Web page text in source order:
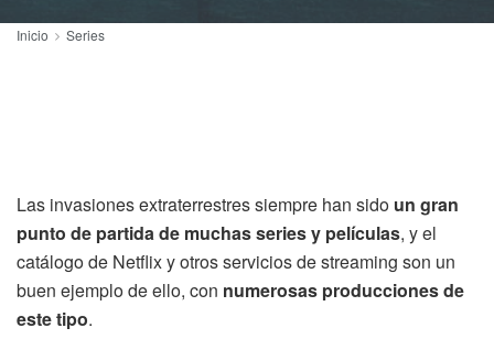
Inicio Series
Las invasiones extraterrestres siempre han sido un gran
punto de partida de muchas series y películas, y el
catálogo de Netflix y otros servicios de streaming son un
buen ejemplo de ello, con numerosas producciones de
este tipo.